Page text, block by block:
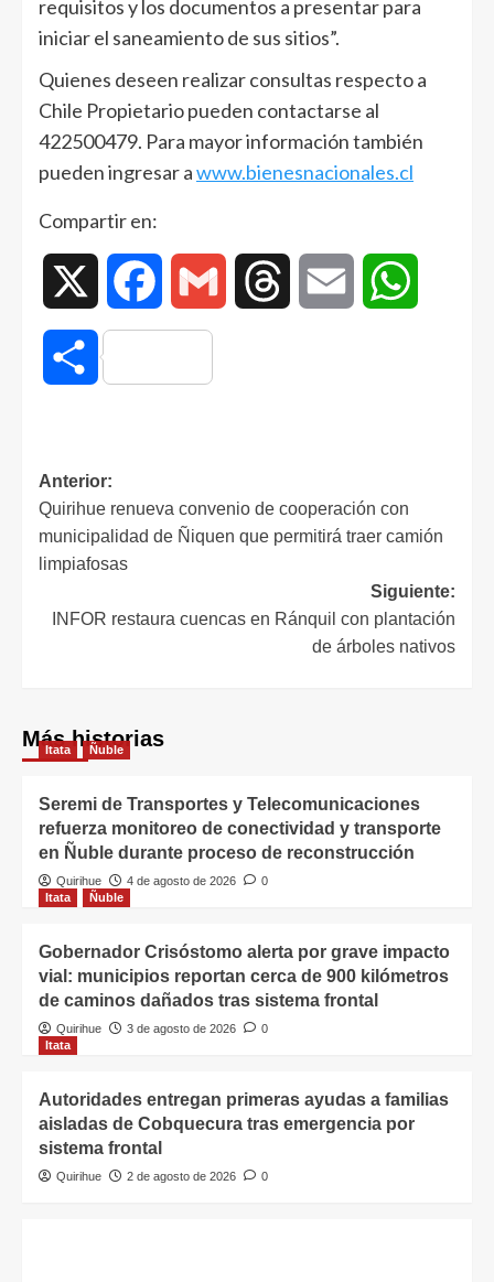
requisitos y los documentos a presentar para
iniciar el saneamiento de sus sitios”.
Quienes deseen realizar consultas respecto a
Chile Propietario pueden contactarse al
422500479. Para mayor información también
pueden ingresar awww.bienesnacionales.cl
Compartir en:
Facebook Gmail Threads Email
Compartir
Anterior:
Quirihue renueva convenio de cooperación con
municipalidad de Ñiquen que permitirá traer camión
limpiafosas
Siguiente:
INFOR restaura cuencas en Ránquil con plantación
de árboles nativos
Más historias
Itata Ñuble
Seremi de Transportes y Telecomunicaciones
refuerza monitoreo de conectividad y transporte
en Ñuble durante proceso de reconstrucción
Quirihue 4 de agosto de 2026
0
Itata
Ñuble
Gobernador Crisóstomo alerta por grave impacto
vial: municipios reportan cerca de 900 kilómetros
de caminos dañados tras sistema frontal
Quirihue 3 de agosto de 2026
0
Itata
Autoridades entregan primeras ayudas a familias
aisladas de Cobquecura tras emergencia por
sistema frontal
Quirihue 2 de agosto de 2026 0